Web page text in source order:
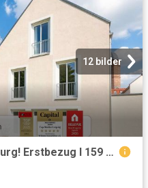
12 bilder
Ihr neues Zuhause in Eilenburg! Erstbezug I 159 m² Wohnfläche I 296 m² Grundstück I große Garage